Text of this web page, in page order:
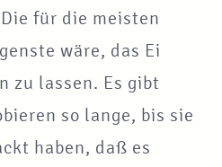
für die meisten
wäre, das Ei
zu lassen. Es gibt
so lange, bis sie
haben, daß es